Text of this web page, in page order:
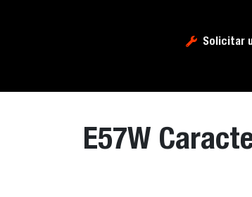
Solicitar
E57W